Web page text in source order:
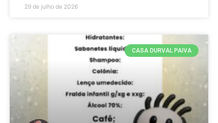
29 de julho de 2026
CASA DURVAL PAIVA